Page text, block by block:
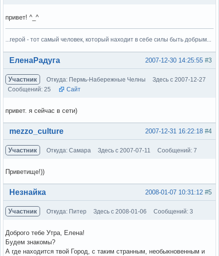
привет! ^_^
...герой - тот самый человек, который находит в себе силы быть добрым...
Вне форума #3
2007-12-30 14:25:55
ЕленаРадуга
Участник Откуда: Пермь-Набережные Челны
Здесь с 2007-12-27
Сообщений: 25
Сайт
привет. я сейчас в сети)
Вне форума #4
2007-12-31 16:22:18
mezzo_culture
Участник Откуда: Самара Здесь с 2007-07-11 Сообщений: 7
Приветище!))
Вне форума #5
2008-01-07 10:31:12
Незнайка
Участник Откуда: Питер Здесь с 2008-01-06 Сообщений: 3
Доброго тебе Утра, Елена!
Будем знакомы?
А где находится твой Город, с таким странным, необыкновенным и